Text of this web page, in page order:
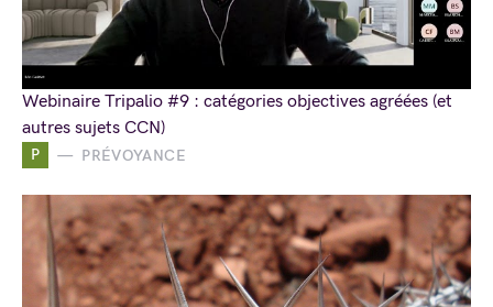
P PRÉVOYANCE
Webinaire Tripalio #9 : catégories objectives agréées (et
autres sujets CCN)